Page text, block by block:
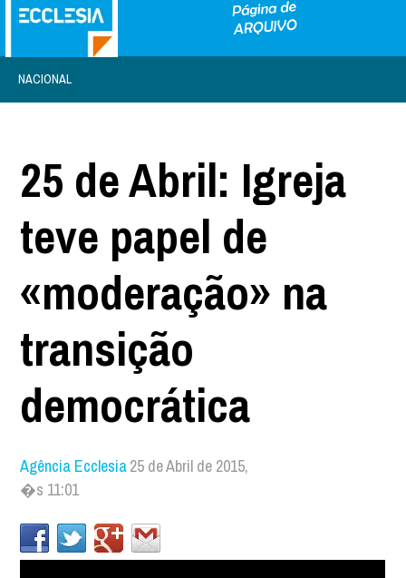
NACIONAL
25 de Abril: Igreja
teve papel de
«moderação» na
transição
democrática
Agência Ecclesia25 de Abril de 2015,
�s 11:01